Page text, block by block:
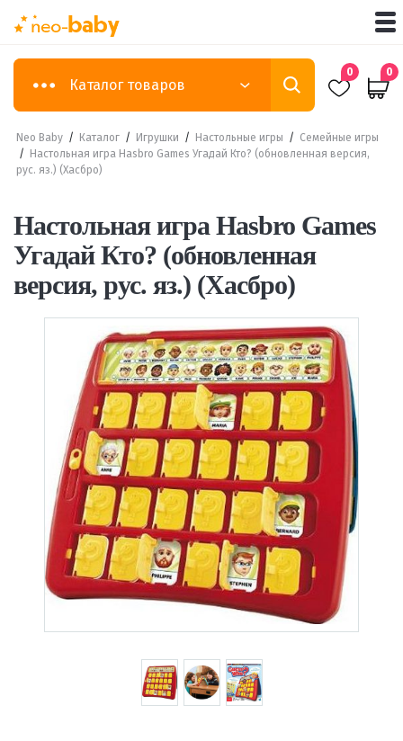
Каталог товаров
0 0
Neo Baby / Каталог / Игрушки / Настольные игры / Семейные игры
/
Настольная игра Hasbro Games Угадай Кто? (обновленная версия,
рус. яз.) (Хасбро)
Настольная игра Hasbro Games
Угадай Кто? (обновленная
версия, рус. яз.) (Хасбро)